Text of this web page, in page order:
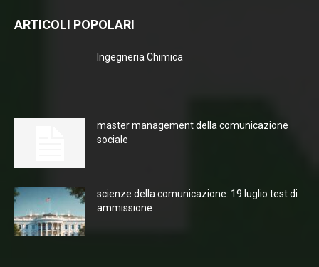
ARTICOLI POPOLARI
Ingegneria Chimica
master management della comunicazione
sociale
scienze della comunicazione: 19 luglio test di
ammissione